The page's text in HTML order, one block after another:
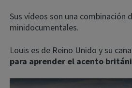
Sus vídeos son una combinación
minidocumentales.
Louis es de Reino Unido y su
para aprender el acento